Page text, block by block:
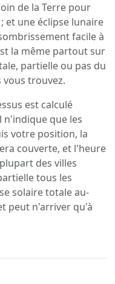
de la Terre pour
et une éclipse lunaire
facile à
la même partout sur
partielle ou pas du
trouvez.
est calculé
que les
votre position, la
couverte, et l'heure
des villes
tous les
solaire totale au-
peut n'arriver qu'à